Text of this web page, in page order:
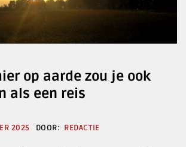
op aarde zou je ook
als een reis
2025 REDACTIE